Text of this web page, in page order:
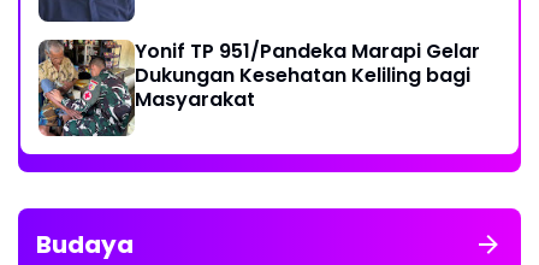
Yonif TP 951/Pandeka Marapi Gelar
Dukungan Kesehatan Keliling bagi
Masyarakat
Budaya